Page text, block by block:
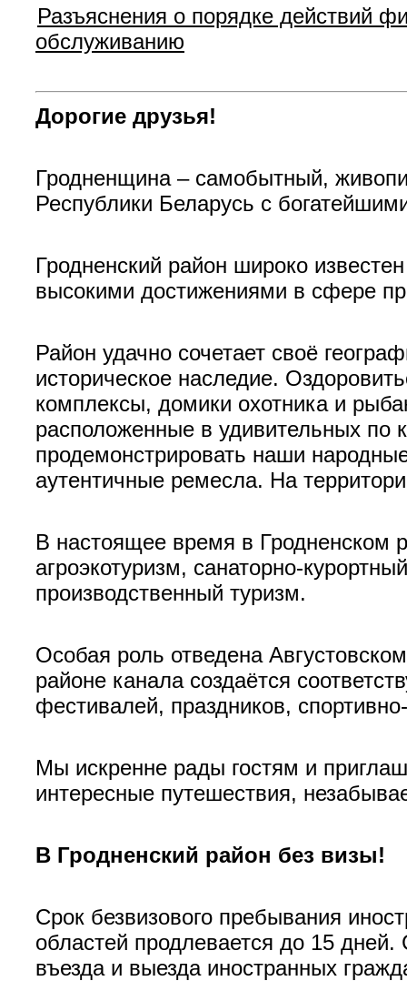
Разъяснения о порядке действий
обслуживанию
Дорогие друзья!
Гродненщина – самобытный,
Республики Беларусь с
Гродненский район широко
высокими достижениями в сфере
Район удачно сочетает своё
историческое наследие.
комплексы, домики охотника и
расположенные в удивительных по
продемонстрировать наши
аутентичные ремесла. На
В настоящее время в Гродненском
агроэкотуризм, санаторно-
производственный туризм.
Особая роль отведена
районе канала создаётся
фестивалей, праздников,
Мы искренне рады гостям и
интересные путешествия,
В Гродненский район без визы!
Срок безвизового пребывания
областей продлевается до 15
въезда и выезда иностранных